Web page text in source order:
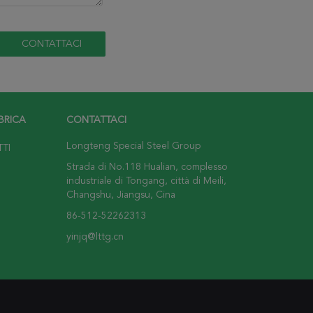
CONTATTACI
Longteng Special Steel Group
Strada di No.118 Hualian, complesso
industriale di Tongang, città di Meili,
Changshu, Jiangsu, Cina
86-512-52262313
yinjq@lttg.cn